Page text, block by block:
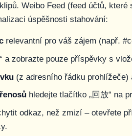
Weibo Feed (feed účtů, které
úspěšnosti stahování:
relevantní pro váš zájem (např.
a zobrazte pouze příspěvky s
(z adresního řádku
hledejte tlačítko „回放“ na
odkaz, než zmizí – otevřete